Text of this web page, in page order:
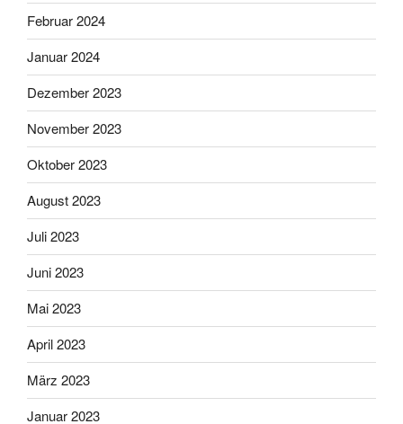
Februar 2024
Januar 2024
Dezember 2023
November 2023
Oktober 2023
August 2023
Juli 2023
Juni 2023
Mai 2023
April 2023
März 2023
Januar 2023